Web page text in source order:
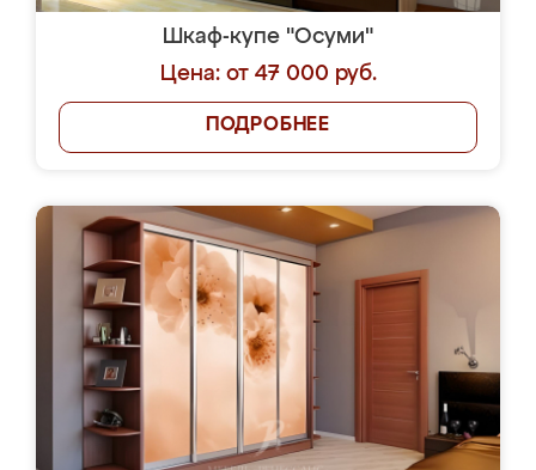
Шкаф-купе "Осуми"
Цена: от 47 000 руб.
ПОДРОБНЕЕ